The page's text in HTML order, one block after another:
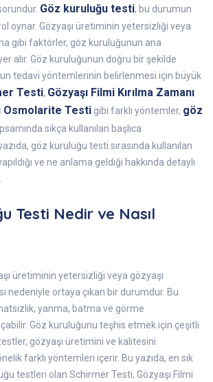
Göz kuruluğu testi, bu durumun
oynar. Gözyaşı üretiminin yetersizliği veya
gibi faktörler, göz kuruluğunun ana
alır. Göz kuruluğunun doğru bir şekilde
tedavi yöntemlerinin belirlenmesi için büyük
Testi, Gözyaşı Filmi Kırılma Zamanı
Osmolarite Testi gibi farklı yöntemler, göz
sıkça kullanılan başlıca
göz kuruluğu testi sırasında kullanılan
ve ne anlama geldiği hakkında detaylı
Testi Nedir ve Nasıl
üretiminin yetersizliği veya gözyaşı
nedeniyle ortaya çıkan bir durumdur. Bu
yanma, batma ve görme
Göz kuruluğunu teşhis etmek için çeşitli
gözyaşı üretimini ve kalitesini
farklı yöntemleri içerir. Bu yazıda, en sık
testleri olan Schirmer Testi, Gözyaşı Filmi